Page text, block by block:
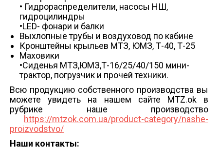
• Гидрораспределители, насосы НШ,
гидроцилиндры
•LED- фонари и балки
Выхлопные трубы и воздуховод по кабине
Кронштейны крыльев МТЗ, ЮМЗ, Т-40, Т-25
Маховики
•Сиденья МТЗ,ЮМЗ,Т-16/25/40/150 мини-
трактор, погрузчик и прочей техники.
Всю продукцию собственного производства вы
можете увидеть на нашем сайте MTZ.ok в
рубрике наше производство
https://mtzok.com.ua/product-category/nashe-
proizvodstvo/
Наши контакты: